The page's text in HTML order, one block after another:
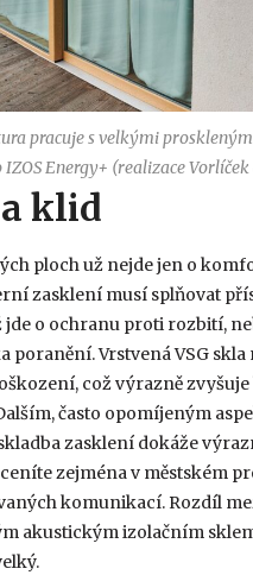
pracuje s velkými
Energy+ (realizace
klid
ploch už nejde jen o
zasklení musí splňovat
jde o ochranu proti rozbití,
poranění. Vrstvená VSG
což výrazně
často opomíjeným
zasklení dokáže
zejména v městském
komunikací. Rozdíl
akustickým izolačním